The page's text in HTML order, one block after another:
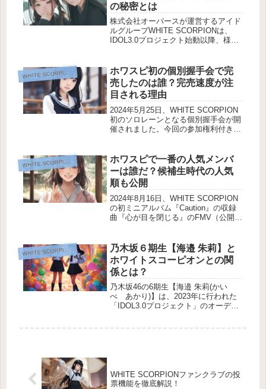
の秘密とは
株式会社オーバースが運営するアイド
ルグループWHITE SCORPIONは、
IDOL3.0プロジェクト始動以降、様々
WHITE SCORPIONが誕生するまで
に、オーディション...
WHITE SCORPION推し活
ホワスピ初の個別握手会で完
売したのは誰？完売速度が注
目される理由
2024年5月25日、WHITE SCORPION
初のソロレーンとなる個別握手会が開
催されました。今回の参加権利付き
の枠がどちらとも完売したメンバーは
5名でした。さて、WH...
WHITE SCORPION推し活
ホワスピで一番の人気メンバ
ーは誰だ？候補生時代の人気
順も公開
2024年8月16日、WHITE SCORPION
の初ミニアルバム『Caution』の収録
曲『心が目を閉じる』のFMV（公開予
は「Featurection Music...
WHITE SCORPION推し活
乃木坂６期生【海邉 朱莉】と
ホワイトスコーピオンとの関
係とは？
乃木坂46の6期生【海邉 朱莉(かい
べ あかり)】は、2023年に行われた
「IDOL3.0プロジェクト」のオーディ
WHITE SCORPIONファンクラブの投
票機能を徹底解説！